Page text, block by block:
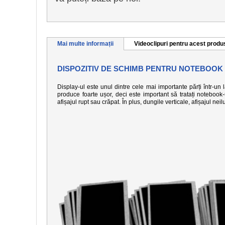
Mai multe informații Videoclipuri pentru acest
DISPOZITIV DE SCHIMB PENTRU
Display-ul este unul dintre cele mai importante părți într-
produce foarte ușor, deci este important să tratați
afișajul rupt sau crăpat. În plus, dungile verticale, afișajul